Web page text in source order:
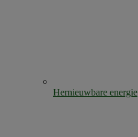
Hernieuwbare energie